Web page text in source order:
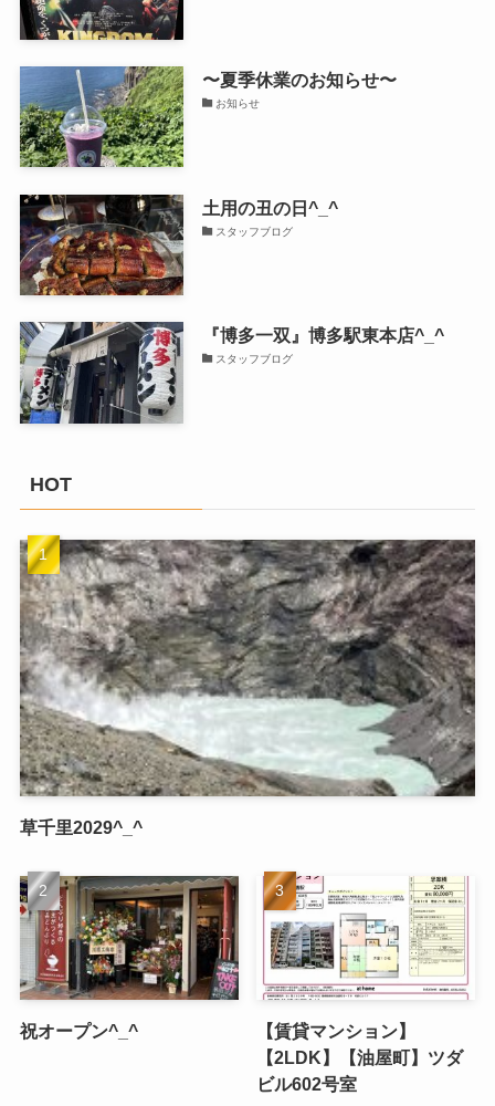
〜夏季休業のお知らせ〜
お知らせ
土用の丑の日^_^
スタッフブログ
『博多一双』博多駅東本店^_^
スタッフブログ
HOT
草千里2029^_^
祝オープン^_^
【賃貸マンション】
【2LDK】【油屋町】ツダ
ビル602号室